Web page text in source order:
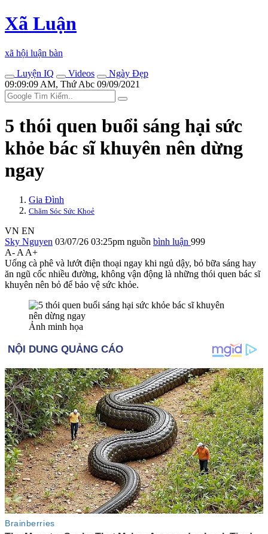
Xã Luận
xã hội luận bàn
Luyện IQ
Videos
Ngày Đẹp
09:09:09 AM, Thứ Abc 09/09/2021
5 thói quen buổi sáng hại sức
khỏe bác sĩ khuyên nên dừng
ngay
Gia Đình
Chăm Sóc Sức Khoẻ
VN EN
Sky Nguyen 03/07/26 03:25pm nguồn bình luận 999
A- A A+
Uống cà phê và lướt điện thoại ngay khi ngủ dậy, bỏ bữa sáng hay
ăn ngũ cốc nhiều đường, không vận động là những thói quen bác sĩ
khuyên nên bỏ để bảo vệ sức khỏe.
Ảnh minh họa